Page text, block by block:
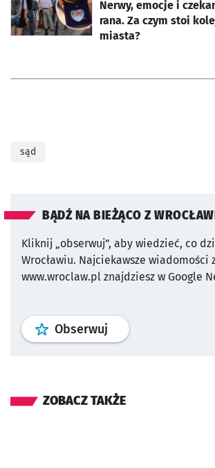
Nerwy, emocje i
rana. Za czym stoi
miasta?
sąd
BĄDŹ NA BIEŻĄCO Z
Kliknij „obserwuj”, aby wiedzieć, co
Wrocławiu. Najciekawsze wiadomości
www.wroclaw.pl znajdziesz w Google
Obserwuj profil
ZOBACZ TAKŻE